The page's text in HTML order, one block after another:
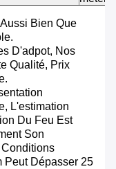
Bien Que
D'adpot, Nos
Qualité, Prix
L'estimation
Du Feu Est
Son
Peut Dépasser 25